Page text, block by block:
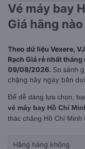
Vé máy bay
Giá hãng
Theo dữ liệu Vexere,
Rạch Giá rẻ nhất
09/08/2026. So sánh
chặng này ngay bên
Để dễ dàng lựa chọn,
vé máy bay Hồ Chí
thác chặng Hồ Chí Minh
Hãng hàng không